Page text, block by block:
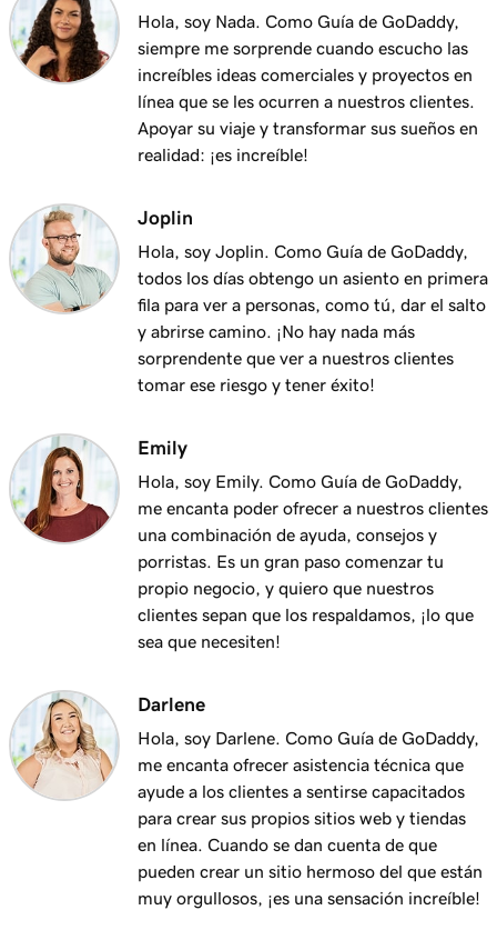
Lección 12 (de 25)
¿Qué es el servicio de gestor de dominios de
GoDaddy?
Lección 13 (de 25)
Usando mi dominio para mi negocio
Lección 14 (de 25)
Conectar un dominio a mi sitio Websites +
Marketing
1m 25s
Lección 15 (de 25)
Conecta tu dominio a un sitio web de Hosting
administrado para WordPress
¿Debo usar un redireccionamiento 301 o 302?
Lección 17 (de 25)
Reenviar mi dominio
2m 49s
Lección 18 (de 25)
¿Deberías usar el reenvío o el reenvío con
enmascaramiento?
Organizar mi portafolio de dominios
Lección 20 (de 25)
Administrar permisos de dominio
4m 30s
Lección 21 (de 25)
Actualizar la información de contacto de mi
Hola, soy Nada. Como Guía de GoDaddy,
siempre me sorprende cuando escucho las
increíbles ideas comerciales y proyectos en
línea que se les ocurren a nuestros clientes.
Apoyar su viaje y transformar sus sueños en
realidad: ¡es increíble!
Joplin
Hola, soy Joplin. Como Guía de GoDaddy,
todos los días obtengo un asiento en primera
fila para ver a personas, como tú, dar el salto
y abrirse camino. ¡No hay nada más
sorprendente que ver a nuestros clientes
tomar ese riesgo y tener éxito!
Emily
Hola, soy Emily. Como Guía de GoDaddy,
me encanta poder ofrecer a nuestros clientes
una combinación de ayuda, consejos y
porristas. Es un gran paso comenzar tu
propio negocio, y quiero que nuestros
clientes sepan que los respaldamos, ¡lo que
sea que necesiten!
Darlene
Hola, soy Darlene. Como Guía de GoDaddy,
me encanta ofrecer asistencia técnica que
ayude a los clientes a sentirse capacitados
para crear sus propios sitios web y tiendas
en línea. Cuando se dan cuenta de que
pueden crear un sitio hermoso del que están
muy orgullosos, ¡es una sensación increíble!